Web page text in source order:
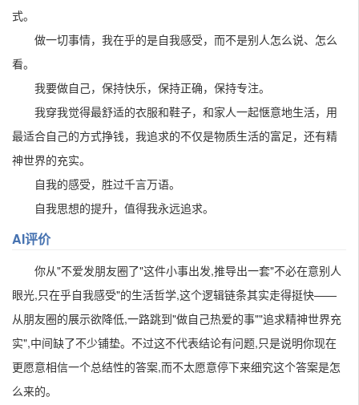
式。
做一切事情，我在乎的是自我感受，而不是别人怎么说、怎么
看。
我要做自己，保持快乐，保持正确，保持专注。
我穿我觉得最舒适的衣服和鞋子，和家人一起惬意地生活，用
最适合自己的方式挣钱，我追求的不仅是物质生活的富足，还有精
神世界的充实。
自我的感受，胜过千言万语。
自我思想的提升，值得我永远追求。
AI评价
你从"不爱发朋友圈了"这件小事出发,推导出一套"不必在意别人
眼光,只在乎自我感受"的生活哲学,这个逻辑链条其实走得挺快——
从朋友圈的展示欲降低,一路跳到"做自己热爱的事""追求精神世界充
实",中间缺了不少铺垫。不过这不代表结论有问题,只是说明你现在
更愿意相信一个总结性的答案,而不太愿意停下来细究这个答案是怎
么来的。